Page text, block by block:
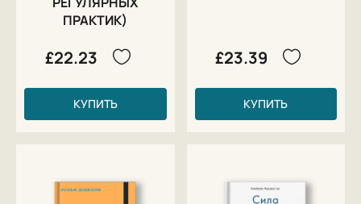
ПРАКТИК)
£22.23
КУПИТЬ
£23.39
КУПИТЬ